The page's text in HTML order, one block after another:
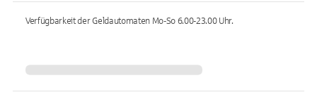
Verfügbarkeit der Geldautomaten Mo-So 6.00-23.00Uhr.